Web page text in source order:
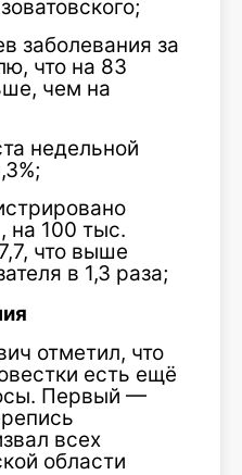
заболевания за
что на 83
чем на
недельной
на 100 тыс.
что выше
в 1,3 раза;
отметил, что
есть ещё
Первый —
всех
области